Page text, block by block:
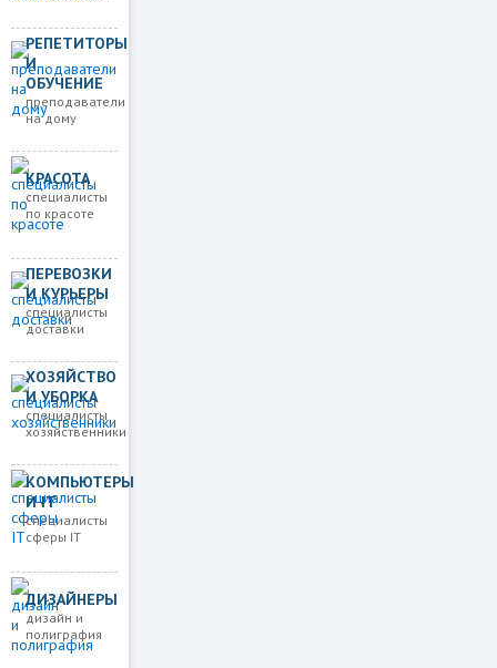
РЕПЕТИТОРЫ
И
ОБУЧЕНИЕ
преподаватели
на дому
КРАСОТА
специалисты
по красоте
ПЕРЕВОЗКИ
И КУРЬЕРЫ
специалисты
доставки
ХОЗЯЙСТВО
И УБОРКА
специалисты
хозяйственники
КОМПЬЮТЕРЫ
И IT
специалисты
сферы IT
ДИЗАЙНЕРЫ
дизайн и
полиграфия